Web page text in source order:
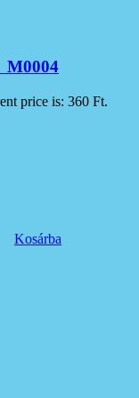
M0004
price is: 360 Ft.
Kosárba